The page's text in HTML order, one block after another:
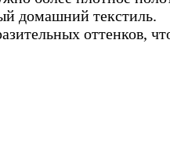
домашний текстиль.
оттенков,